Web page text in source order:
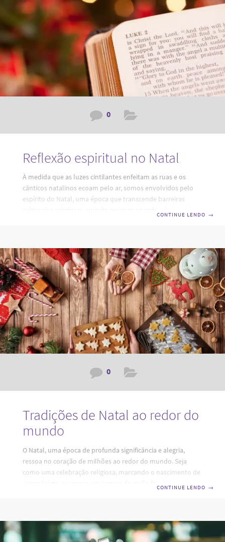
0
Reflexão espiritual no Natal
À medida que as luzes cintilantes enfeitam as ruas e os
cânticos natalinos ecoam pelo ar, somos envolvidos pelo
espírito do Natal, uma época que transcende barreiras
verdadeiro significado desta temporada. Não é apenas um
período para presentear ou decorar árvores, mas uma
oportunidade valiosa para olhar para dentro de nós
CONTINUE LENDO →
0
Tradições de Natal ao redor do
mundo
O Natal, uma época de profunda significância e alegria,
ressoa no coração de milhões ao redor do mundo. Seja
como uma celebração religiosa, marcando o nascimento de
Natal ao redor do globo, desvendando como esta
festividade se manifesta em diferentes culturas e
CONTINUE LENDO →